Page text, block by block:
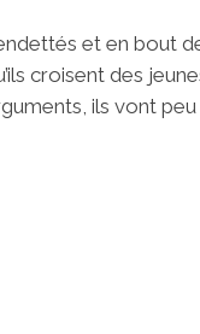
et en bout
croisent des
ils vont